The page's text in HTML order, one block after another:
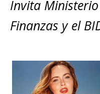
A
p
b
o
k
n
g
r
m
p
ti
Invita
Finanzas y el